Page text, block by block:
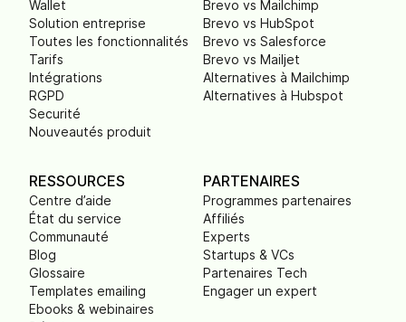
Wallet
Solution entreprise
Toutes les fonctionnalités
Tarifs
Intégrations
RGPD
Securité
Nouveautés produit
Brevo vs Mailchimp
Brevo vs HubSpot
Brevo vs Salesforce
Brevo vs Mailjet
Alternatives à Mailchimp
Alternatives à Hubspot
RESSOURCES
Centre d’aide
État du service
Communauté
Blog
Glossaire
Templates emailing
Ebooks & webinaires
PARTENAIRES
Programmes partenaires
Affiliés
Experts
Startups & VCs
Partenaires Tech
Engager un expert